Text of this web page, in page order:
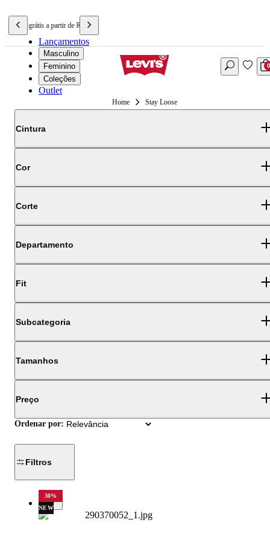
Frete grátis a partir de R$699,90
Lançamentos
Masculino
Feminino
Coleções
Outlet
0
Stay Loose
Cintura
Cor
Corte
Departamento
Fit
Subcategoria
Tamanhos
Preço
Ordenar por:
Filtros
30%
NEW